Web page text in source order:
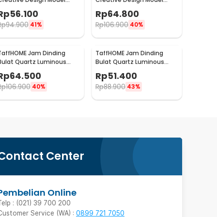
Luminous 30cm - MM61WC
56.100
94.900 41%
Deer Head 80cm - Q8073
Rp64.800
Rp106.900 40%
Jam Dinding
Quartz Luminous
Glow in The Dark 30cm
64.500
106.900 40%
TaffHOME Jam Dinding
Bulat Quartz Luminous
MDB4
Rp51.400
Rp88.900 43%
Center
Online
: (021) 39 700 200
Service (WA) : 0899 721 7050